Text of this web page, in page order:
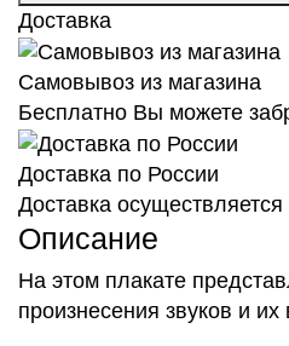
Доставка
Самовывоз из магазина
Бесплатно Вы можете
Доставка по России
Доставка
Описание
На этом плакате
произнесения звуков и